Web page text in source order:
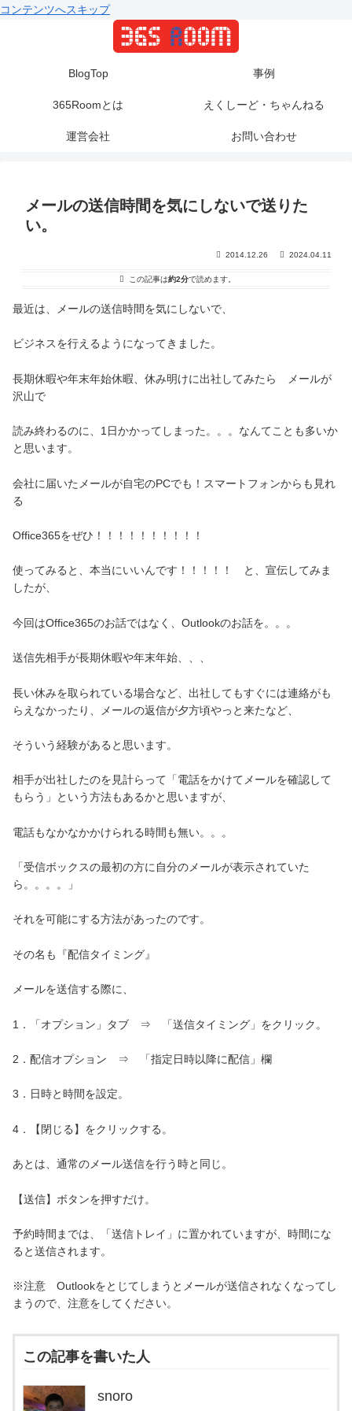
コンテンツへスキップ
BlogTop 事例
365Roomとは えくしーど・ちゃんねる
運営会社 お問い合わせ
メールの送信時間を気にしないで送りた
い。
2014.12.26 2024.04.11
この記事は約2分で読めます。
最近は、メールの送信時間を気にしないで、
ビジネスを行えるようになってきました。
長期休暇や年末年始休暇、休み明けに出社してみたら メールが
沢山で
読み終わるのに、1日かかってしまった。。。なんてことも多いか
と思います。
会社に届いたメールが自宅のPCでも！スマートフォンからも見れ
る
Office365をぜひ！！！！！！！！！！
使ってみると、本当にいいんです！！！！！ と、宣伝してみま
したが、
今回はOffice365のお話ではなく、Outlookのお話を。。。
送信先相手が長期休暇や年末年始、、、
長い休みを取られている場合など、出社してもすぐには連絡がも
らえなかったり、メールの返信が夕方頃やっと来たなど、
そういう経験があると思います。
相手が出社したのを見計らって「電話をかけてメールを確認して
もらう」という方法もあるかと思いますが、
電話もなかなかかけられる時間も無い。。。
「受信ボックスの最初の方に自分のメールが表示されていた
ら。。。。」
それを可能にする方法があったのです。
その名も『配信タイミング』
メールを送信する際に、
1．「オプション」タブ ⇒ 「送信タイミング」をクリック。
2．配信オプション ⇒ 「指定日時以降に配信」欄
3．日時と時間を設定。
4．【閉じる】をクリックする。
あとは、通常のメール送信を行う時と同じ。
【送信】ボタンを押すだけ。
予約時間までは、「送信トレイ」に置かれていますが、時間にな
ると送信されます。
※注意 Outlookをとじてしまうとメールが送信されなくなってし
まうので、注意をしてください。
この記事を書いた人
snoro